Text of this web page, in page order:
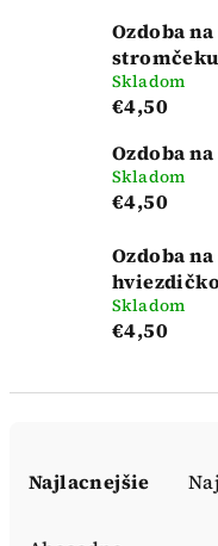
Ozdoba
stromčeku
Skladom
€4,50
Ozdoba
Skladom
€4,50
Ozdoba
Skladom
€4,50
Najlacnejšie